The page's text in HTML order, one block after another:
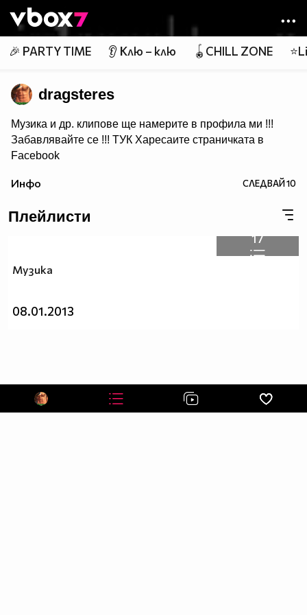
👾
🎉 PARTY TIME 👂 Клю – клю 🪀CHILL ZONE
dragsteres
Музика и др. клипове ще намерите в профила ми !!!
Забавлявайте се !!! ТУК Харесаите страничката в
Facebook
Абонирате за мен :)
Инфо СЛЕДВАЙ10
Плейлисти
17
Музика
08.01.2013